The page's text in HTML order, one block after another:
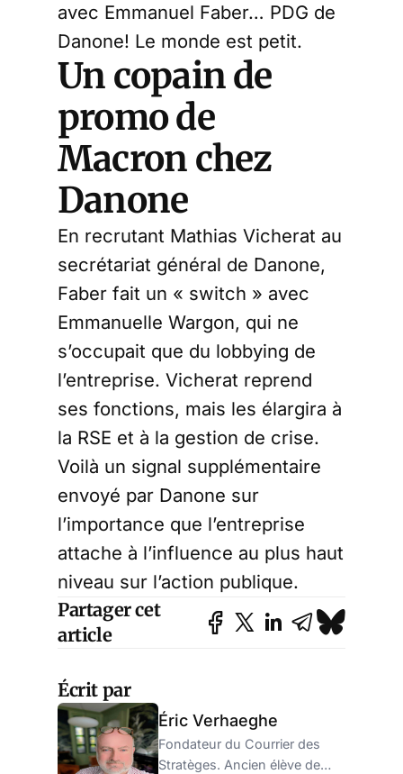
avec Emmanuel Faber… PDG de
Danone! Le monde est petit.
Un copain de
promo de
Macron chez
Danone
En recrutant Mathias Vicherat au
secrétariat général de Danone,
Faber fait un « switch » avec
Emmanuelle Wargon, qui ne
s’occupait que du lobbying de
l’entreprise. Vicherat reprend
ses fonctions, mais les élargira à
la RSE et à la gestion de crise.
Voilà un signal supplémentaire
envoyé par Danone sur
l’importance que l’entreprise
attache à l’influence au plus haut
niveau sur l’action publique.
Partager cet
article
Écrit par
Éric Verhaeghe
Fondateur du Courrier des
Stratèges. Ancien élève de